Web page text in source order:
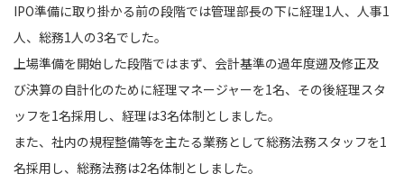
IPO準備に取り掛かる前の段階では管理部長の下に経理1人、人事1
人、総務1人の3名でした。
上場準備を開始した段階ではまず、会計基準の過年度遡及修正及
び決算の自計化のために経理マネージャーを1名、その後経理スタ
ッフを1名採用し、経理は3名体制としました。
また、社内の規程整備等を主たる業務として総務法務スタッフを1
名採用し、総務法務は2名体制としました。